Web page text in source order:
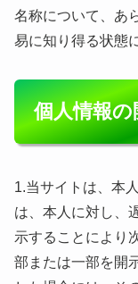
名称について、あ
易に知り得る状態
個人情報の
1.当サイトは、本
は、本人に対し、
示することにより
部または一部を開